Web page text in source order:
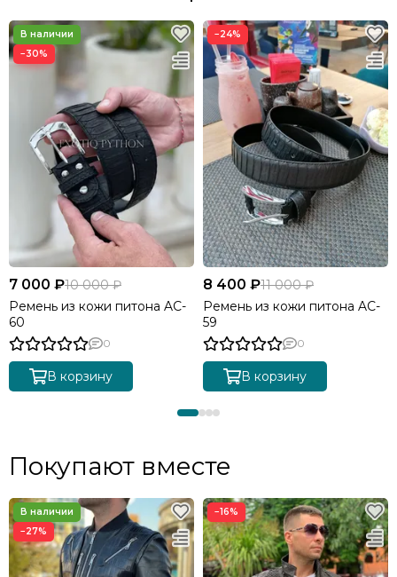
−30%
7 000 ₽10 000 ₽
Ремень из кожи питона AC-
60
0
В корзину
−24%
8 400 ₽11 000 ₽
Ремень из кожи питона AC-
59
0
В корзину
Покупают вместе
−27%
−16%